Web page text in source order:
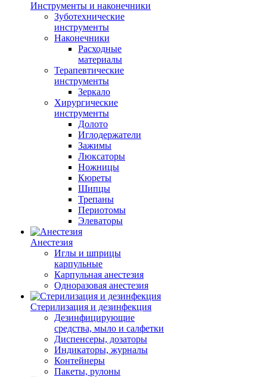
Инструменты и наконечники
Зуботехнические
инструменты
Наконечники
Расходные
материалы
Терапевтические
инструменты
Зеркало
Хирургические
инструменты
Долото
Иглодержатели
Зажимы
Люксаторы
Ножницы
Кюреты
Шипцы
Трепаны
Периотомы
Элеваторы
Анестезия
Иглы и шприцы
карпульные
Карпульная анестезия
Одноразовая анестезия
Стерилизация и дезинфекция
Дезинфицирующие
средства, мыло и салфетки
Диспенсеры, дозаторы
Индикаторы, журналы
Контейнеры
Пакеты, рулоны